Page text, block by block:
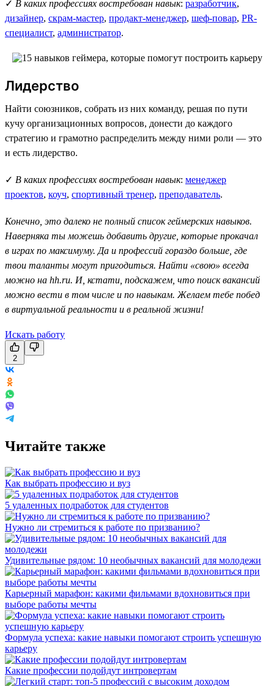
✓ В каких профессиях востребован навык: разработчик,
дизайнер, скрам-мастер, продакт-менеджер, шеф-повар, PR-
специалист, администратор.
Лидерство
Найти союзников, собрать из них команду, решая по пути
кучу организационных вопросов, донести до каждого
стратегию и грамотно распределить между ними роли — это
и есть лидерство.
✓ В каких профессиях востребован навык: менеджер
проектов, коуч, спортивный тренер, преподаватель.
Конечно, это далеко не полный список геймерских навыков.
Наверняка ты можешь добавить другие, которые прокачал
в играх по максимуму. Да и профессий гораздо больше, где
твои таланты могут пригодиться. Найти «свою» всегда
можно на hh.ru. И, кстати, подскажем, что поиск вакансий
можно вести в том числе и по навыкам. Желаем тебе побед
в виртуальной реальности и в реальной жизни!
Искать работу
2
Читайте также
Как выбрать профессию и вуз
5 удаленных подработок для студентов
Нужно ли стремиться к работе по призванию?
Удивительные рядом: 10 необычных вакансий для молодежи
Карьерный марафон: какими фильмами вдохновиться при
выборе работы мечты
Формула успеха: какие навыки помогают строить успешную
карьеру
Какие профессии подойдут интровертам